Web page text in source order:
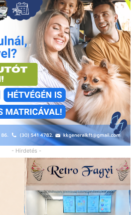
- Hirdetés -